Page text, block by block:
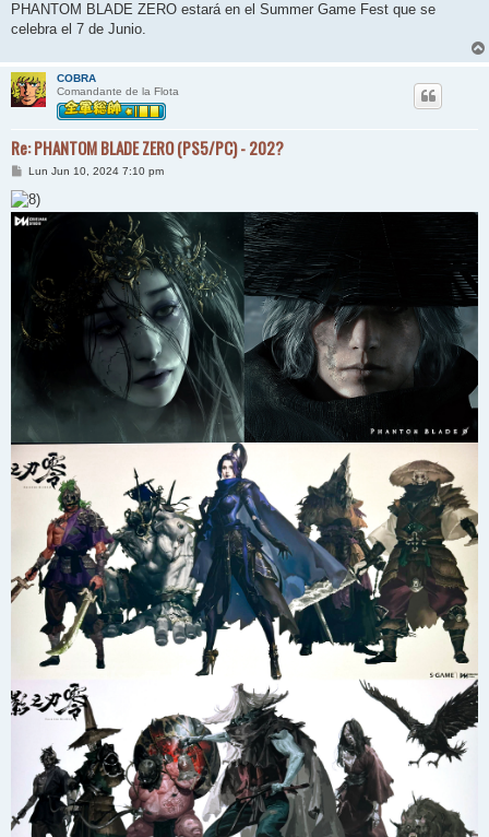
PHANTOM BLADE ZERO estará en el Summer Game Fest que se
celebra el 7 de Junio.
COBRA
Comandante de la Flota
Re: PHANTOM BLADE ZERO (PS5/PC) - 202?
M
n
s
a
Lun Jun 10, 2024 7:10 pm